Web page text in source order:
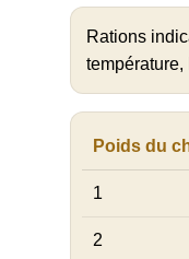
Rations
température,
Poids du
1
2